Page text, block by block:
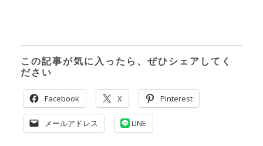
この記事が気に入ったら、ぜひシェアしてく
ださい
Facebook X Pinterest
メールアドレス LINE